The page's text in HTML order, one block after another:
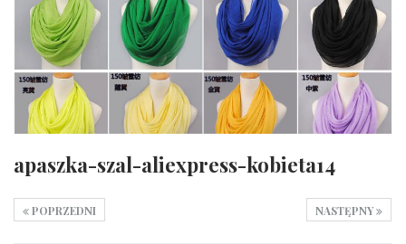
apaszka-szal-aliexpress-kobieta14
NASTĘPNY
POPRZEDNI